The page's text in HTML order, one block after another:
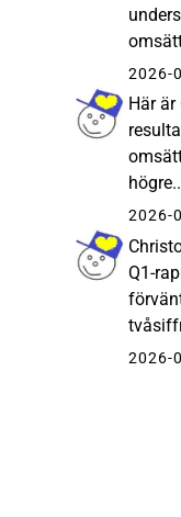
2026-
Här
2026-
Q1-
2026-